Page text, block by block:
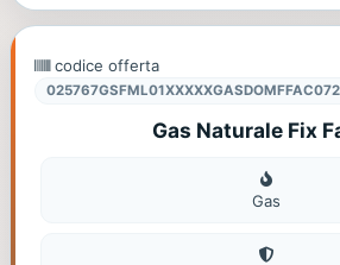
codice offerta
Gas Naturale Fix
Gas
Gas